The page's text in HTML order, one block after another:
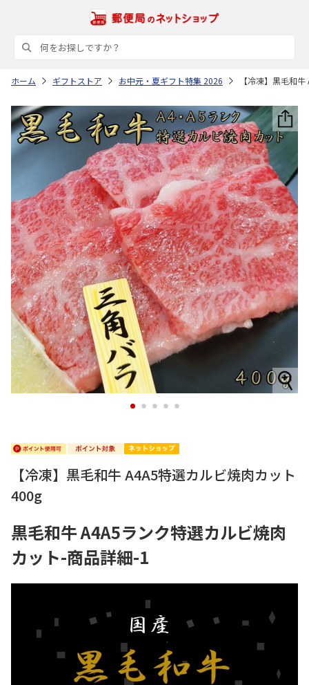
ホーム ギフトストア お中元・夏ギフト特集 2026 【冷凍】黒毛和
1 2 3 4 5
【冷凍】黒毛和牛 A4A5特選カルビ焼肉カット
400g
黒毛和牛 A4A5ランク特選カルビ焼肉
カット-商品詳細-1